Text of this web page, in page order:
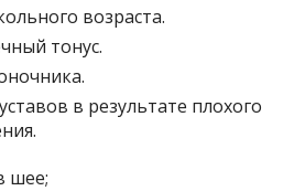
возраста.
тонус.
в результате плохого
шее;